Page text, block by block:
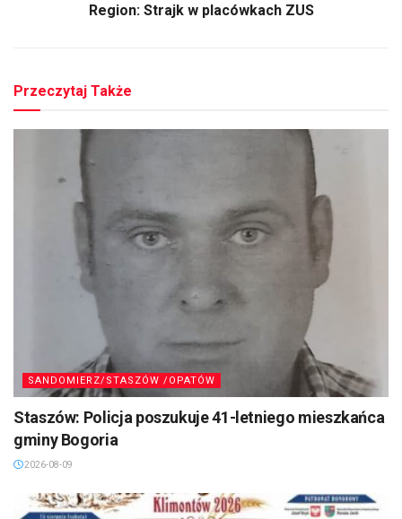
Region: Strajk w placówkach ZUS
Przeczytaj Także
SANDOMIERZ/STASZÓW /OPATÓW
Staszów: Policja poszukuje 41-letniego mieszkańca
gminy Bogoria
2026-08-09